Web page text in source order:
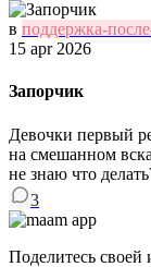
в поддержка-
15 apr 2026
Запорчик
Девочки первый
на смешанном
не знаю что
3
Поделитесь